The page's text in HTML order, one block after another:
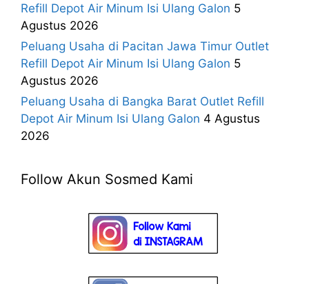
Refill Depot Air Minum Isi Ulang Galon 5
Agustus 2026
Peluang Usaha di Pacitan Jawa Timur Outlet
Refill Depot Air Minum Isi Ulang Galon 5
Agustus 2026
Peluang Usaha di Bangka Barat Outlet Refill
Depot Air Minum Isi Ulang Galon 4 Agustus
2026
Follow Akun Sosmed Kami